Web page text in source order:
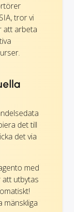
tror vi
att arbeta
det till
det via
med
att utbytas
mänskliga